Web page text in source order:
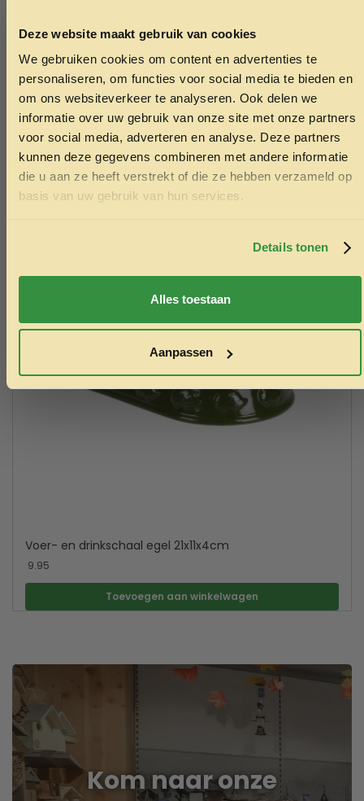
Deze website maakt gebruik van cookies
We gebruiken cookies om content en advertenties te
personaliseren, om functies voor social media te bieden en
om ons websiteverkeer te analyseren. Ook delen we
informatie over uw gebruik van onze site met onze partners
voor social media, adverteren en analyse. Deze partners
kunnen deze gegevens combineren met andere informatie
die u aan ze heeft verstrekt of die ze hebben verzameld op
basis van uw gebruik van hun services.
Details tonen
Alles toestaan
Aanpassen
Eekhoorn voederplaats 29 x 24,5 x 14cm
14.95
Toevoegen aan winkelwagen
Voer- en drinkschaal egel 21x11x4cm
9.95
Toevoegen aan winkelwagen
Kom naar onze
ONTVANG 5% KORTING OP
JE EERSTE BESTELLING!
Ontvang korting
Door je in te schrijven ga je akkoord met het ontvangen van
Nee, ik wil geen korting